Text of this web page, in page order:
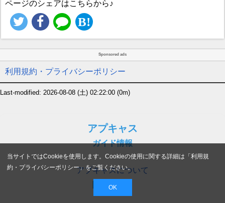
ページのシェアはこちらから♪
Sponsored ads
利用規約・プライバシーポリシー
Last-modified: 2026-08-08 (土) 02:22:00 (0m)
アプキャス
ガイド情報
アプキャスについて
関連サイト
当サイトではCookieを使用します。Cookieの使用に関する詳細は「利用規
約・プライバシーポリシー」をご覧ください。
OK